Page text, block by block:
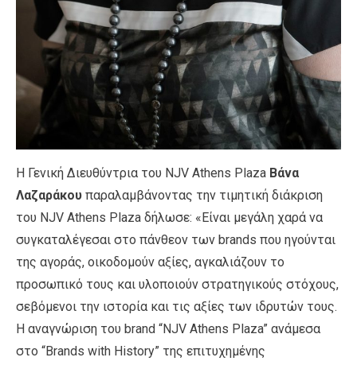
Η Γενική Διευθύντρια του NJV Athens Plaza Βάνα
Λαζαράκου παραλαμβάνοντας την τιμητική διάκριση
του NJV Athens Plaza δήλωσε: «Είναι μεγάλη χαρά να
συγκαταλέγεσαι στο πάνθεον των brands που ηγούνται
της αγοράς, οικοδομούν αξίες, αγκαλιάζουν το
προσωπικό τους και υλοποιούν στρατηγικούς στόχους,
σεβόμενοι την ιστορία και τις αξίες των ιδρυτών τους.
Η αναγνώριση του brand “NJV Athens Plaza” ανάμεσα
στο “Brands with History” της επιτυχημένης